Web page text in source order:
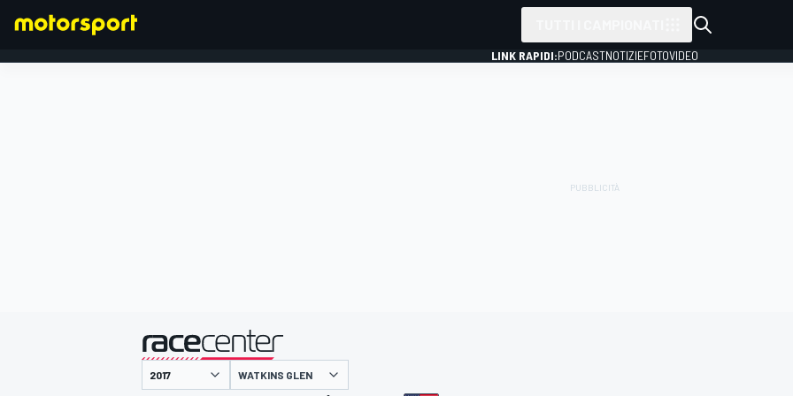
LINK RAPIDI:PODCASTNOTIZIEFOTOVIDEO
presentato da
WATKINS GLEN